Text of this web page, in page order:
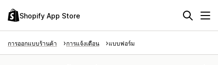
Shopify App Store
การออกแบบร้านค้า การแจ้งเตือน แบบฟอร์ม